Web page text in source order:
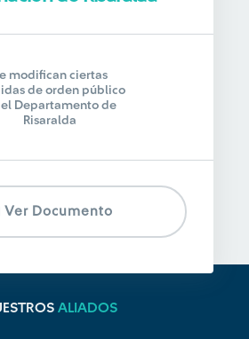
modifican ciertas
de orden público
Departamento de
Risaralda
Ver Documento
ALIADOS